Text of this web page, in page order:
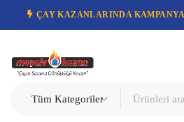
ÇAY KAZANLARINDA